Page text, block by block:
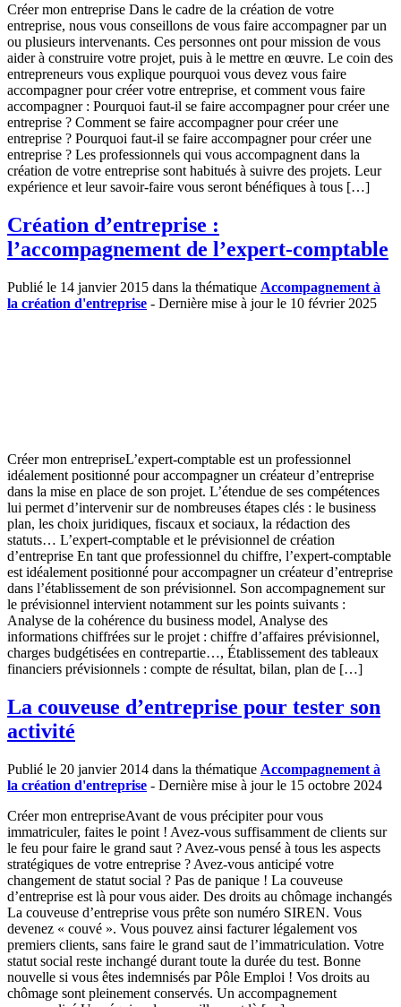
Créer mon entreprise Dans le cadre de la création de votre
entreprise, nous vous conseillons de vous faire accompagner par un
ou plusieurs intervenants. Ces personnes ont pour mission de vous
aider à construire votre projet, puis à le mettre en œuvre. Le coin des
entrepreneurs vous explique pourquoi vous devez vous faire
accompagner pour créer votre entreprise, et comment vous faire
accompagner : Pourquoi faut-il se faire accompagner pour créer une
entreprise ? Comment se faire accompagner pour créer une
entreprise ? Pourquoi faut-il se faire accompagner pour créer une
entreprise ? Les professionnels qui vous accompagnent dans la
création de votre entreprise sont habitués à suivre des projets. Leur
expérience et leur savoir-faire vous seront bénéfiques à tous […]
Création d’entreprise :
l’accompagnement de l’expert-comptable
Publié le 14 janvier 2015 dans la thématique Accompagnement à
la création d'entreprise - Dernière mise à jour le 10 février 2025
Créer mon entrepriseL’expert-comptable est un professionnel
idéalement positionné pour accompagner un créateur d’entreprise
dans la mise en place de son projet. L’étendue de ses compétences
lui permet d’intervenir sur de nombreuses étapes clés : le business
plan, les choix juridiques, fiscaux et sociaux, la rédaction des
statuts… L’expert-comptable et le prévisionnel de création
d’entreprise En tant que professionnel du chiffre, l’expert-comptable
est idéalement positionné pour accompagner un créateur d’entreprise
dans l’établissement de son prévisionnel. Son accompagnement sur
le prévisionnel intervient notamment sur les points suivants :
Analyse de la cohérence du business model, Analyse des
informations chiffrées sur le projet : chiffre d’affaires prévisionnel,
charges budgétisées en contrepartie…, Établissement des tableaux
financiers prévisionnels : compte de résultat, bilan, plan de […]
La couveuse d’entreprise pour tester son
activité
Publié le 20 janvier 2014 dans la thématique Accompagnement à
la création d'entreprise - Dernière mise à jour le 15 octobre 2024
Créer mon entrepriseAvant de vous précipiter pour vous
immatriculer, faites le point ! Avez-vous suffisamment de clients sur
le feu pour faire le grand saut ? Avez-vous pensé à tous les aspects
stratégiques de votre entreprise ? Avez-vous anticipé votre
changement de statut social ? Pas de panique ! La couveuse
d’entreprise est là pour vous aider. Des droits au chômage inchangés
La couveuse d’entreprise vous prête son numéro SIREN. Vous
devenez « couvé ». Vous pouvez ainsi facturer légalement vos
premiers clients, sans faire le grand saut de l’immatriculation. Votre
statut social reste inchangé durant toute la durée du test. Bonne
nouvelle si vous êtes indemnisés par Pôle Emploi ! Vos droits au
chômage sont pleinement conservés. Un accompagnement